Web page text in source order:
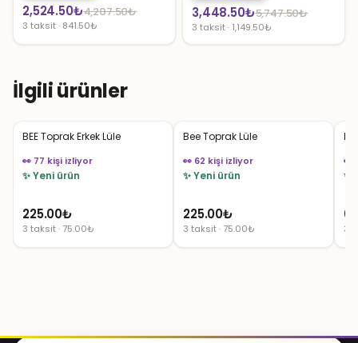
4,207.50₺
Orijinal
fiyat:
2,524.50₺
Şu
andaki
3 taksit · 841.50₺
5,747.50₺
Orijinal
fiyat:
3,448.50₺
Şu
andaki
3 taksit · 1,149.50₺
İlgili ürünler
BEE Toprak Erkek Lüle
👀 77 kişi izliyor
✨ Yeni ürün
225.00₺
3 taksit · 75.00₺
Bee Toprak Lüle
👀 62 kişi izliyor
✨ Yeni ürün
225.00₺
3 taksit · 75.00₺
👀
✨
3